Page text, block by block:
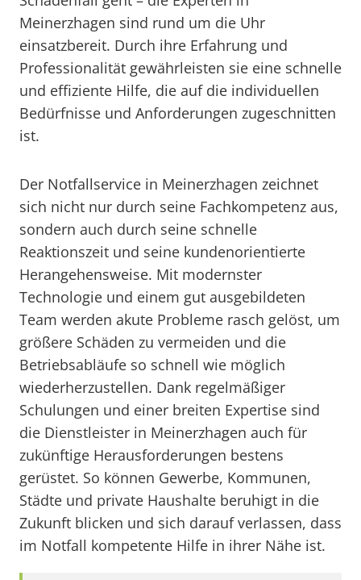
Meinerzhagen sind rund um die Uhr
einsatzbereit. Durch ihre Erfahrung und
Professionalität gewährleisten sie eine schnelle
und effiziente Hilfe, die auf die individuellen
Bedürfnisse und Anforderungen zugeschnitten
ist.
Der Notfallservice in Meinerzhagen zeichnet
sich nicht nur durch seine Fachkompetenz aus,
sondern auch durch seine schnelle
Reaktionszeit und seine kundenorientierte
Herangehensweise. Mit modernster
Technologie und einem gut ausgebildeten
Team werden akute Probleme rasch gelöst, um
größere Schäden zu vermeiden und die
Betriebsabläufe so schnell wie möglich
wiederherzustellen. Dank regelmäßiger
Schulungen und einer breiten Expertise sind
die Dienstleister in Meinerzhagen auch für
zukünftige Herausforderungen bestens
gerüstet. So können Gewerbe, Kommunen,
Städte und private Haushalte beruhigt in die
Zukunft blicken und sich darauf verlassen, dass
im Notfall kompetente Hilfe in ihrer Nähe ist.